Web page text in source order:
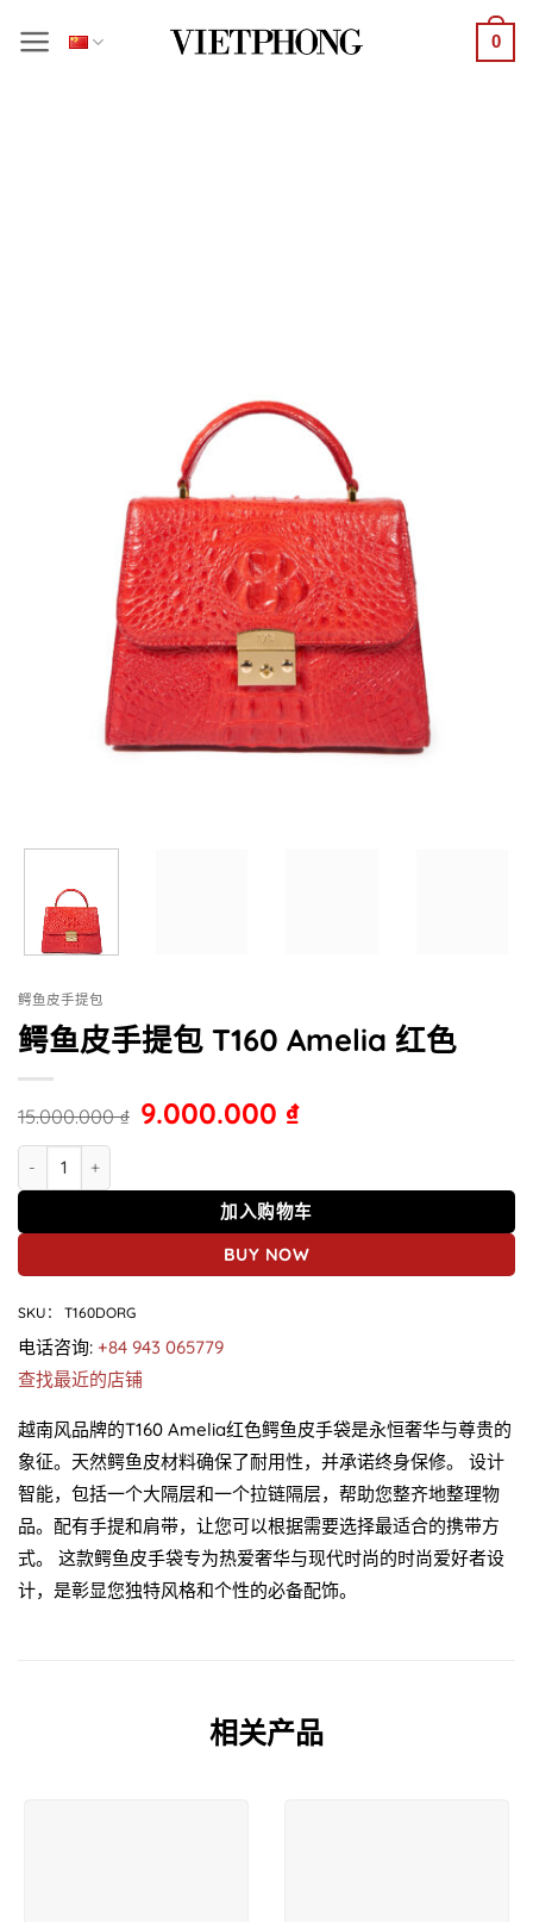
0
鳄鱼皮手提包
鳄鱼皮手提包 T160 Amelia 红色
15.000.000₫ 9.000.000 ₫
鳄鱼皮手提包 T160 Amelia 红色 数量
加入购物车
BUY NOW
SKU： T160DORG
电话咨询: +84 943 065779
查找最近的店铺
越南风品牌的T160 Amelia红色鳄鱼皮手袋是永恒奢华与尊贵的
象征。天然鳄鱼皮材料确保了耐用性，并承诺终身保修。 设计
智能，包括一个大隔层和一个拉链隔层，帮助您整齐地整理物
品。配有手提和肩带，让您可以根据需要选择最适合的携带方
式。 这款鳄鱼皮手袋专为热爱奢华与现代时尚的时尚爱好者设
计，是彰显您独特风格和个性的必备配饰。
相关产品